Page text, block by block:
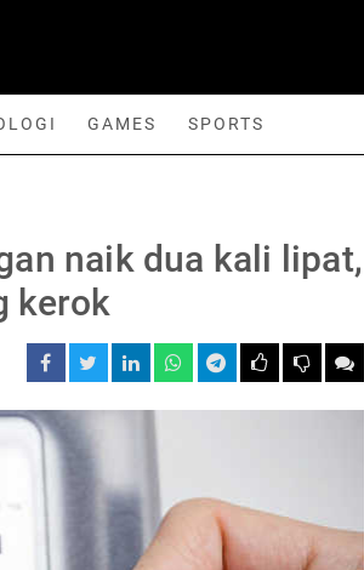
GAMES SPORTS
naik dua kali lipat,
kerok